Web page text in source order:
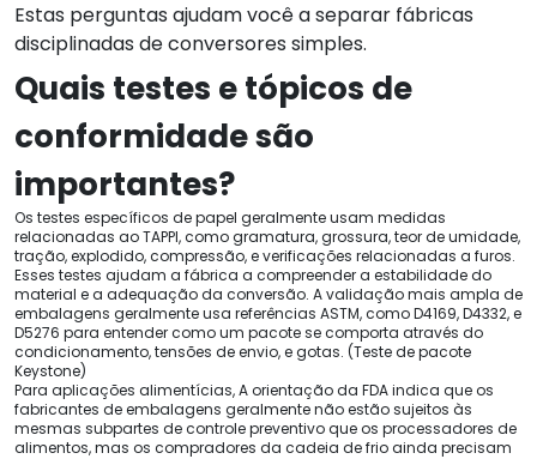
Estas perguntas ajudam você a separar fábricas
disciplinadas de conversores simples.
Quais testes e tópicos de
conformidade são
importantes?
Os testes específicos de papel geralmente usam medidas
relacionadas ao TAPPI, como gramatura, grossura, teor de umidade,
tração, explodido, compressão, e verificações relacionadas a furos.
Esses testes ajudam a fábrica a compreender a estabilidade do
material e a adequação da conversão. A validação mais ampla de
embalagens geralmente usa referências ASTM, como D4169, D4332, e
D5276 para entender como um pacote se comporta através do
condicionamento, tensões de envio, e gotas. (Teste de pacote
Keystone)
Para aplicações alimentícias, A orientação da FDA indica que os
fabricantes de embalagens geralmente não estão sujeitos às
mesmas subpartes de controle preventivo que os processadores de
alimentos, mas os compradores da cadeia de frio ainda precisam